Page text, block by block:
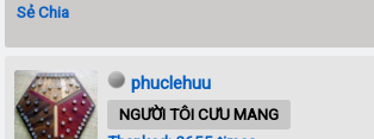
Sẻ Chia
phuclehuu
NGƯỜI TÔI CƯU MANG